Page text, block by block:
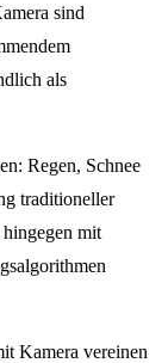
sind
als
Regen, Schnee
traditioneller
mit
Kamera vereinen